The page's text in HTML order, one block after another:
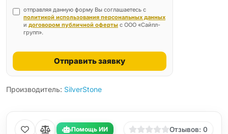
отправляя данную форму Вы соглашаетесь с
политикой использования персональных данных
и договором публичной оферты с ООО «Сайпл-
групп».
Отправить заявку
Производитель: SilverStone
Помощь ИИ Отзывов: 0